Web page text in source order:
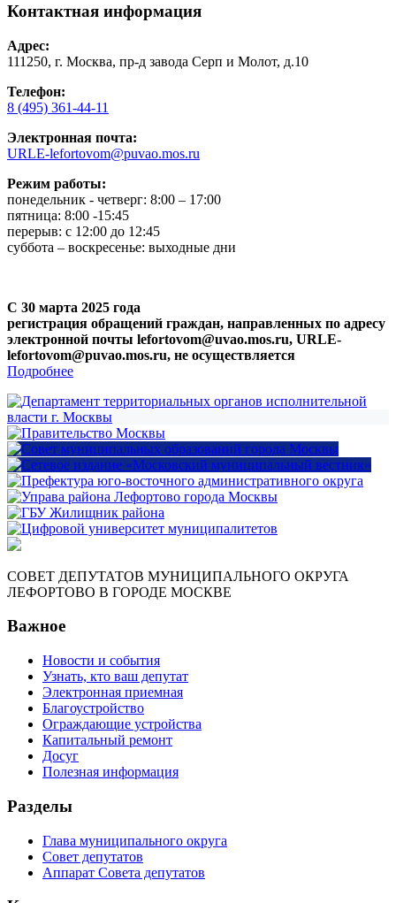
Контактная информация
Адрес:
111250, г. Москва, пр-д завода Серп и Молот, д.10
Телефон:
8 (495) 361-44-11
Электронная почта:
URLE-lefortovom@puvao.mos.ru
Режим работы:
понедельник - четверг: 8:00 – 17:00
пятница: 8:00 -15:45
перерыв: с 12:00 до 12:45
суббота – воскресенье: выходные дни
С 30 марта 2025 года
регистрация обращений граждан, направленных по адресу
электронной почты lefortovom@uvao.mos.ru, URLE-
lefortovom@puvao.mos.ru, не осуществляется
Подробнее
СОВЕТ ДЕПУТАТОВ МУНИЦИПАЛЬНОГО ОКРУГА
ЛЕФОРТОВО В ГОРОДЕ МОСКВЕ
Важное
Новости и события
Узнать, кто ваш депутат
Электронная приемная
Благоустройство
Ограждающие устройства
Капитальный ремонт
Досуг
Полезная информация
Разделы
Глава муниципального округа
Совет депутатов
Аппарат Совета депутатов